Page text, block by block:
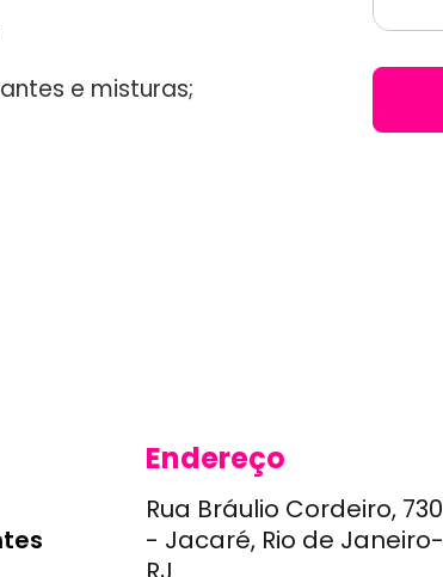
e misturas;
Endereço
Rua Bráulio Cordeiro, 730
- Jacaré, Rio de Janeiro-